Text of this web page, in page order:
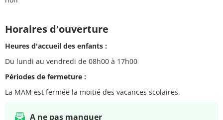
Horaires d'ouverture
Heures d'accueil des enfants :
Du lundi au vendredi de 08h00 à 17h00
Périodes de fermeture :
La MAM est fermée la moitié des vacances scolaires.
A ne pas manquer